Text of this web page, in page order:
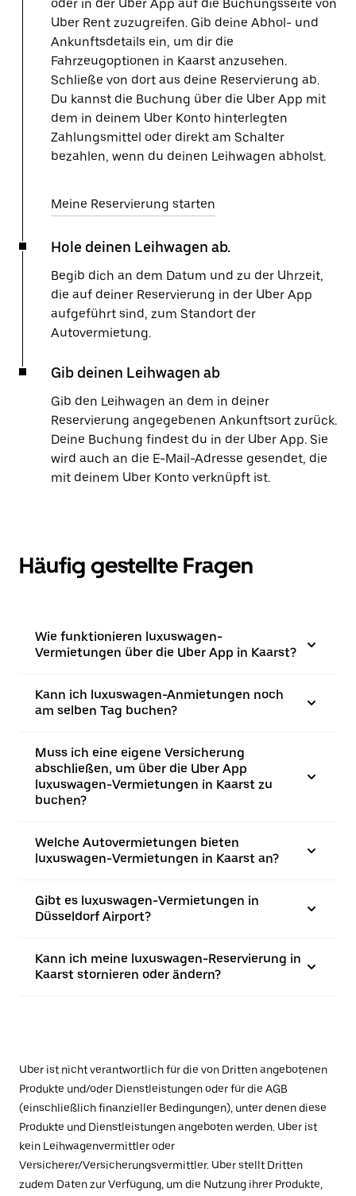
oder in der Uber App auf die Buchungsseite von
Uber Rent zuzugreifen. Gib deine Abhol- und
Ankunftsdetails ein, um dir die
Fahrzeugoptionen in Kaarst anzusehen.
Schließe von dort aus deine Reservierung ab.
Du kannst die Buchung über die Uber App mit
dem in deinem Uber Konto hinterlegten
Zahlungsmittel oder direkt am Schalter
bezahlen, wenn du deinen Leihwagen abholst.
Meine Reservierung starten
Hole deinen Leihwagen ab.
Begib dich an dem Datum und zu der Uhrzeit,
die auf deiner Reservierung in der Uber App
aufgeführt sind, zum Standort der
Autovermietung.
Gib deinen Leihwagen ab
Gib den Leihwagen an dem in deiner
Reservierung angegebenen Ankunftsort zurück.
Deine Buchung findest du in der Uber App. Sie
wird auch an die E-Mail-Adresse gesendet, die
mit deinem Uber Konto verknüpft ist.
Häufig gestellte Fragen
Wie funktionieren luxuswagen-
Vermietungen über die Uber App in Kaarst?
Kann ich luxuswagen-Anmietungen noch
am selben Tag buchen?
Muss ich eine eigene Versicherung
abschließen, um über die Uber App
luxuswagen-Vermietungen in Kaarst zu
buchen?
Welche Autovermietungen bieten
luxuswagen-Vermietungen in Kaarst an?
Gibt es luxuswagen-Vermietungen in
Düsseldorf Airport?
Kann ich meine luxuswagen-Reservierung in
Kaarst stornieren oder ändern?
Uber ist nicht verantwortlich für die von Dritten angebotenen
Produkte und/oder Dienstleistungen oder für die AGB
(einschließlich finanzieller Bedingungen), unter denen diese
Produkte und Dienstleistungen angeboten werden. Uber ist
kein Leihwagenvermittler oder
Versicherer/Versicherungsvermittler. Uber stellt Dritten
zudem Daten zur Verfügung, um die Nutzung ihrer Produkte,